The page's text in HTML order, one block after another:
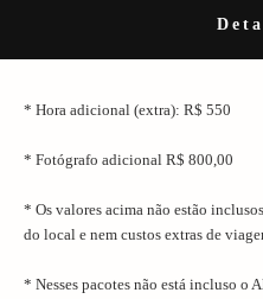
* Hora adicional (extra): R$ 550
* Fotógrafo adicional R$ 800,00
* Os valores acima não estão
do local e nem custos extras de
* Nesses pacotes não está incluso o